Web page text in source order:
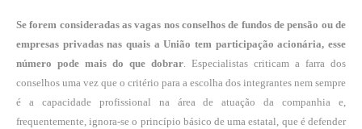
Se forem consideradas as vagas nos conselhos de fundos de pensão ou de
empresas privadas nas quais a União tem participação acionária, esse
número pode mais do que dobrar. Especialistas criticam a farra dos
conselhos uma vez que o critério para a escolha dos integrantes nem sempre
é a capacidade profissional na área de atuação da companhia e,
frequentemente, ignora-se o princípio básico de uma estatal, que é defender